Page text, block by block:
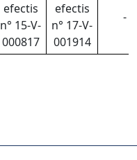
efectis
n° 15-V-
000817
efectis
n° 17-V-
001914
-